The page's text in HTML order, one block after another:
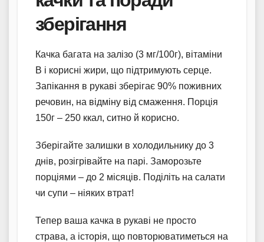
зберігання
Качка багата на залізо (3 мг/100г), вітаміни
B і корисні жири, що підтримують серце.
Запікання в рукаві зберігає 90% поживних
речовин, на відміну від смаження. Порція
150г – 250 ккал, ситно й корисно.
Зберігайте залишки в холодильнику до 3
днів, розігрівайте на парі. Заморозьте
порціями – до 2 місяців. Поділіть на салати
чи супи – ніяких втрат!
Тепер ваша качка в рукаві не просто
страва, а історія, що повторюватиметься на